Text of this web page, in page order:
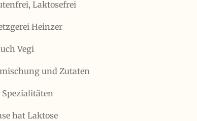
Laktosefrei
Heinzer
Vegi
und Zutaten
Spezialitäten
hat Laktose